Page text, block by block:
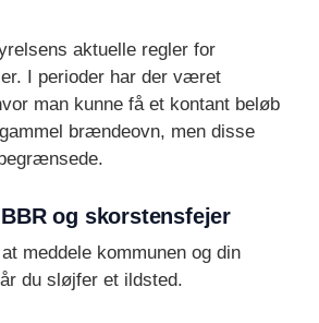
aktuelle regler for
I perioder har der været
man kunne få et kontant beløb
brændeovn, men disse
og skorstensfejer
meddele kommunen og din
du sløjfer et ildsted.